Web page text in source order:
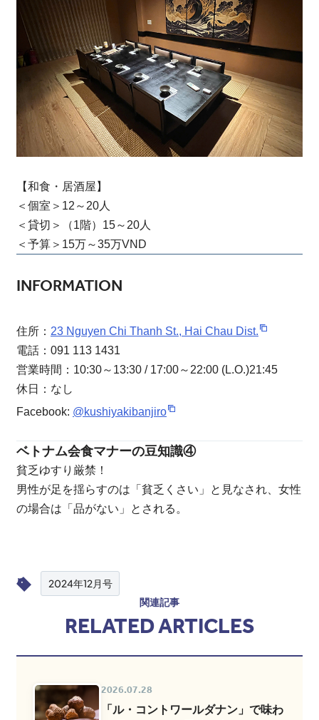
【和食・居酒屋】
＜個室＞12～20人
＜貸切＞（1階）15～20人
＜予算＞15万～35万VND
INFORMATION
住所： 23 Nguyen Chi Thanh St., Hai Chau Dist.
電話：091 113 1431
営業時間：10:30～13:30 / 17:00～22:00 (L.O.)21:45
休日：なし
Facebook: @kushiyakibanjiro
ベトナム会食マナーの豆知識④
貧乏ゆすり厳禁！
男性が足を揺らすのは「貧乏くさい」と見なされ、女性
の場合は「品がない」とされる。
2024年12月号
関連記事
RELATED ARTICLES
2026.07.28
「ル・コントワールダナン」で味わ